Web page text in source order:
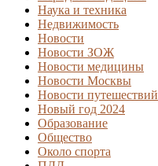
Наука и техника
Недвижимость
Новости
Новости ЗОЖ
Новости медицины
Новости Москвы
Новости путешествий
Новый год 2024
Образование
Общество
Около спорта